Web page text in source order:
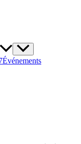
Événements